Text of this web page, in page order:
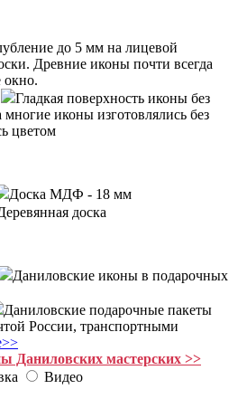
до 5 мм на лицевой
Древние иконы почти всегда
окно.
Гладкая поверхность иконы без
многие иконы изготовлялись без
цветом
Доска МДФ - 18 мм
доска
Даниловские иконы в подарочных
Даниловские подарочные пакеты
России, транспортными
Даниловских мастерских >>
Видео